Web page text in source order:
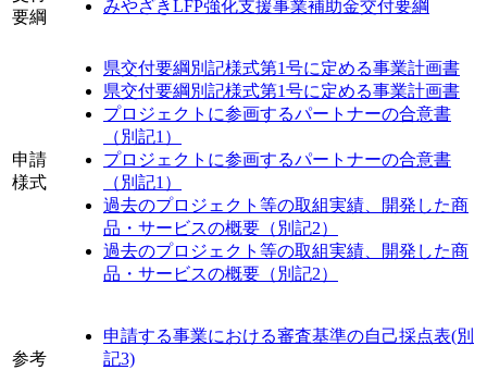
要綱
みやざきLFP強化支援事業補助金交付要綱
申請
様式
県交付要綱別記様式第1号に定める事業計画書
県交付要綱別記様式第1号に定める事業計画書
プロジェクトに参画するパートナーの合意書
（別記1）
プロジェクトに参画するパートナーの合意書
（別記1）
過去のプロジェクト等の取組実績、開発した商
品・サービスの概要（別記2）
過去のプロジェクト等の取組実績、開発した商
品・サービスの概要（別記2）
参考
申請する事業における審査基準の自己採点表(別
記3)